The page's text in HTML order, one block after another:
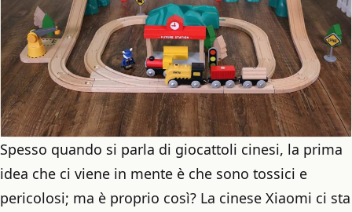
Spesso quando si parla di giocattoli cinesi, la prima
idea che ci viene in mente è che sono tossici e
pericolosi; ma è proprio così? La cinese Xiaomi ci sta